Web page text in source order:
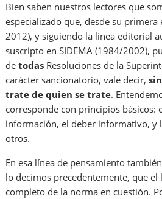
Bien saben nuestros lectores que
especializado que, desde su
2012), y siguiendo la línea editorial
suscripto en SIDEMA (1984/2002),
detodas Resoluciones de la
carácter sancionatorio, vale decir,
trate de quien se trate.
corresponde con principios básicos:
información, el deber informativo, y
otros.
En esa línea de pensamiento
lo decimos precedentemente, que el
completo de la norma en cuestión.